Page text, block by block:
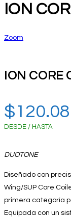
ION
Zoom
ION CORE
$
DESDE / HASTA
DUOTONE
Diseñado con
Wing/SUP Core
primera categoría
Equipada con un